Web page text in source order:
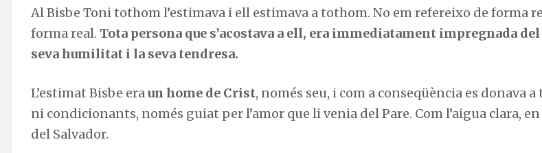
Al Bisbe Toni tothom l’estimava i ell estimava a tothom. No em refereixo de forma
forma real. Tota persona que s’acostava a ell, era immediatament impregnada
seva humilitat i la seva tendresa.
L’estimat Bisbe eraun home de Crist, només seu, i com a conseqüència es donava
ni condicionants, només guiat per l’amor que li venia del Pare. Com l’aigua clara,
del Salvador.